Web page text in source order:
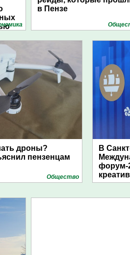
в Пензе
дроны?
пензенцам
Общество
В
форум-